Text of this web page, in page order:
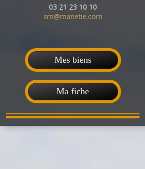
03 21 23 10 10
sm@manetie.com
Mes biens
Ma fiche